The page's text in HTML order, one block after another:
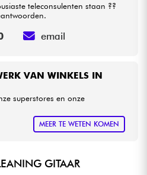
merken
VAN WINKELS IN
superstores en onze
MEER TE WETEN KOMEN
teleconsulenten staan ??
email
GITAAR